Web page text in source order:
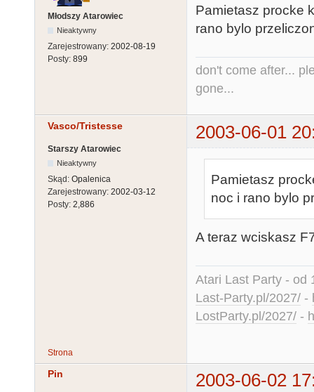
Młodszy Atarowiec
Nieaktywny
Zarejestrowany: 2002-08-19
Posty: 899
Pamietasz procke
rano bylo
don't come after...
gone...
Vasco/Tristesse 2003-06-01
Starszy Atarowiec
Nieaktywny
Skąd: Opalenica
Zarejestrowany: 2002-03-12
Posty: 2,886
Pamietasz
noc i rano bylo
A teraz wciskasz
Atari Last Party - od
Last-Party.pl/2027/ -
LostParty.pl/2027/ -
Strona
Pin 2003-06-02